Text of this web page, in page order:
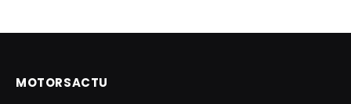
MOTORSACTU